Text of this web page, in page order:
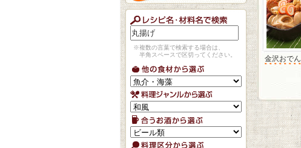
※複数の言葉で検索する場合は、
半角スペースで区切ってください。
金沢おでん